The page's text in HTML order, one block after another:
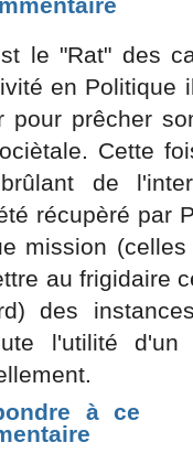
le "Rat" des
en Politique
pour prêcher
Cette
de
récupèré par
mission
au frigidaire
des
l'utilité